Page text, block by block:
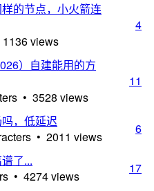
的节点，小火箭连
views
4
）自建能用的方
• 3528 views
11
，低延迟
• 2011 views
6
了...
• 4274 views
17